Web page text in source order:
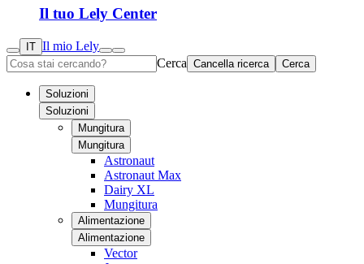
Il tuo Lely Center
IT Il mio Lely
Cerca Cancella ricerca Cerca
Soluzioni
Soluzioni
Mungitura
Mungitura
Astronaut
Astronaut Max
Dairy XL
Mungitura
Alimentazione
Alimentazione
Vector